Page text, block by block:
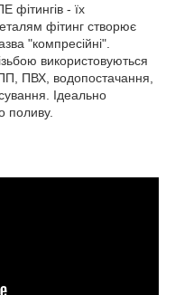
фітингів - їх
фітинг створює
"компресійні".
використовуються
ПВХ, водопостачання,
Ідеально
поливу.